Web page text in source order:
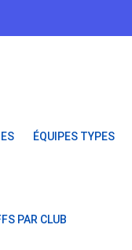
ÉQUIPES TYPES
PAR CLUB